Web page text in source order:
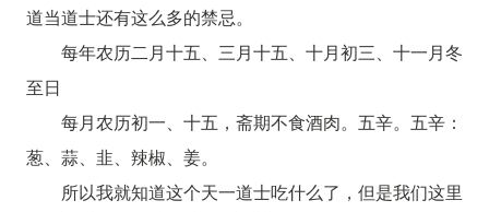
道当道士还有这么多的禁忌。
每年农历二月十五、三月十五、十月初三、十一月冬
至日
每月农历初一、十五，斋期不食酒肉。五辛。五辛：
葱、蒜、韭、辣椒、姜。
所以我就知道这个天一道士吃什么了，但是我们这里